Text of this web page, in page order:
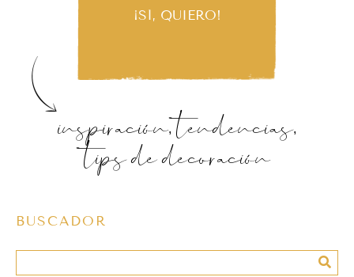
¡SÍ, QUIERO!
inspiración, tendencias,
tips de decoración
BUSCADOR